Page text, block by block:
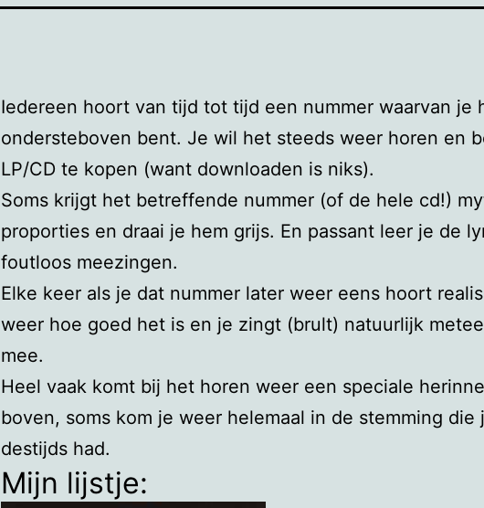
Iedereen hoort van tijd tot tijd een nummer waarvan je
ondersteboven bent. Je wil het steeds weer horen en
LP/CD te kopen (want downloaden is niks).
Soms krijgt het betreffende nummer (of de hele cd!)
proporties en draai je hem grijs. En passant leer je de
foutloos meezingen.
Elke keer als je dat nummer later weer eens hoort
weer hoe goed het is en je zingt (brult) natuurlijk
mee.
Heel vaak komt bij het horen weer een speciale
boven, soms kom je weer helemaal in de stemming die
destijds had.
Mijn lijstje: